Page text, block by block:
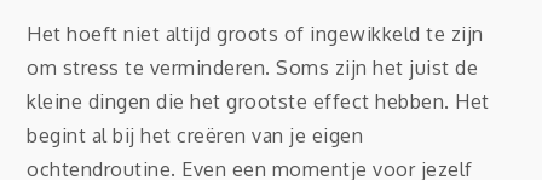
Het hoeft niet altijd groots of ingewikkeld te zijn
om stress te verminderen. Soms zijn het juist de
kleine dingen die het grootste effect hebben. Het
begint al bij het creëren van je eigen
ochtendroutine. Even een momentje voor jezelf